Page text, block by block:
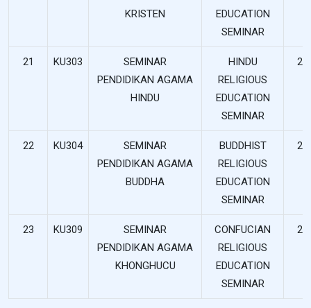
KRISTEN
EDUCATION
SEMINAR
21 KU303
SEMINAR
PENDIDIKAN AGAMA
HINDU
HINDU
RELIGIOUS
EDUCATION
SEMINAR
2
22 KU304
SEMINAR
PENDIDIKAN AGAMA
BUDDHA
BUDDHIST
RELIGIOUS
EDUCATION
SEMINAR
2
23 KU309
SEMINAR
PENDIDIKAN AGAMA
KHONGHUCU
CONFUCIAN
RELIGIOUS
EDUCATION
SEMINAR
2